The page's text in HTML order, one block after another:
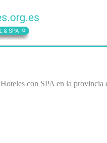
Hoteles con SPA en la provincia